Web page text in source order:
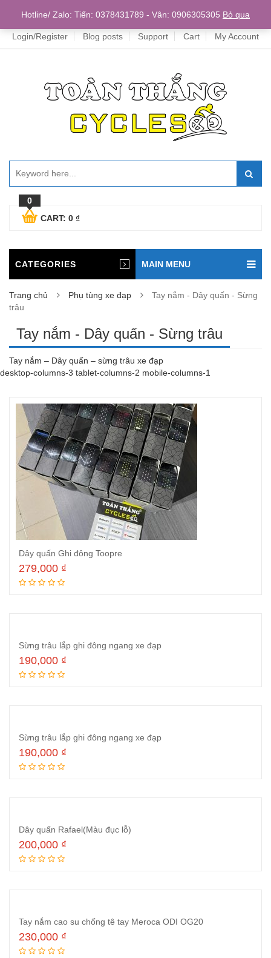
Home
Login/Register Blog posts Support Cart My Account
0
CART: 0 ₫
CATEGORIES MAIN MENU
Trang chủ Phụ tùng xe đạp
Tay nắm - Dây quấn - Sừng
trâu
Tay nắm - Dây quấn - Sừng trâu
Tay nắm – Dây quấn – sừng trâu xe đạp
desktop-columns-3 tablet-columns-2 mobile-columns-1
Dây quấn Ghi đông Toopre
279,000 ₫
Sừng trâu lắp ghi đông ngang xe đạp
190,000 ₫
Sừng trâu lắp ghi đông ngang xe đạp
190,000 ₫
Dây quấn Rafael(Màu đục lỗ)
200,000 ₫
Tay nắm cao su chống tê tay Meroca ODI OG20
230,000 ₫
Hotline/ Zalo: Tiến: 0378431789 - Vân: 0906305305 Bỏ qua